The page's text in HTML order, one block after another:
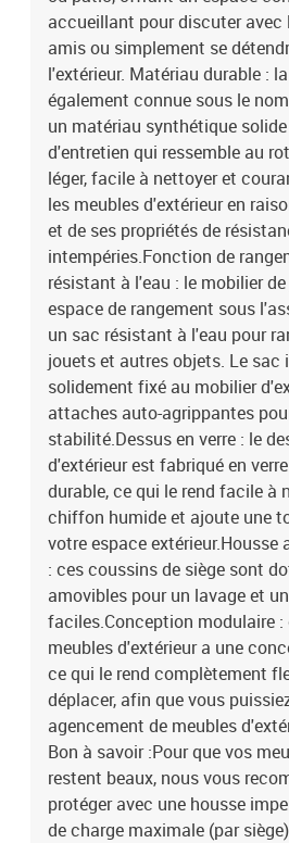
résine tressée, acier enduit de
(l x P x H)Dimension du siège : 55 x 55
partir du sol : 37 cmHauteur des
cmTable :Couleur : beigeMatériau :
poudre, verre trempéDimensions : 55 x
H)Coussin :Couleur : gris clairMatériau
(100 % polyester)Matériau de
mousseMatériau de remplissage du
cotonDimensions du coussin de siège :
é)Dimensions du coussin de dossier :
livraison contient :1 x table de jardin1 x
fonction de rangement et sac résistant
incluant une fonction de rangement
x canapé d'accoudoir avec fonction de
à l'eau5 x coussin de dossier4 x coussin
amovible et lavable
accueillant pour discuter avec
amis ou simplement se
l'extérieur. Matériau durable :
également connue sous le
un matériau synthétique
d'entretien qui ressemble au
léger, facile à nettoyer et
les meubles d'extérieur en
et de ses propriétés de
intempéries.Fonction de
résistant à l'eau : le mobilier
espace de rangement sous
un sac résistant à l'eau pour
jouets et autres objets. Le sac
solidement fixé au mobilier
attaches auto-agrippantes
stabilité.Dessus en verre : le
d'extérieur est fabriqué en
durable, ce qui le rend facile à
chiffon humide et ajoute une
votre espace extérieur.Housse
: ces coussins de siège sont
amovibles pour un lavage et
faciles.Conception modulaire :
meubles d'extérieur a une
ce qui le rend complètement
déplacer, afin que vous
agencement de meubles
Bon à savoir :Pour que vos
restent beaux, nous vous
protéger avec une housse
de charge maximale (par